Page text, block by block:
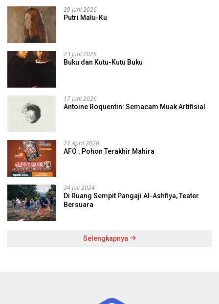
29 Juni 2026
Putri Malu-Ku
23 Juni 2026
Buku dan Kutu-Kutu Buku
17 Juni 2026
Antoine Roquentin: Semacam Muak Artifisial
21 April 2026
AFO : Pohon Terakhir Mahira
24 Juli 2024
Di Ruang Sempit Pangaji Al-Ashfiya, Teater
Bersuara
Selengkapnya